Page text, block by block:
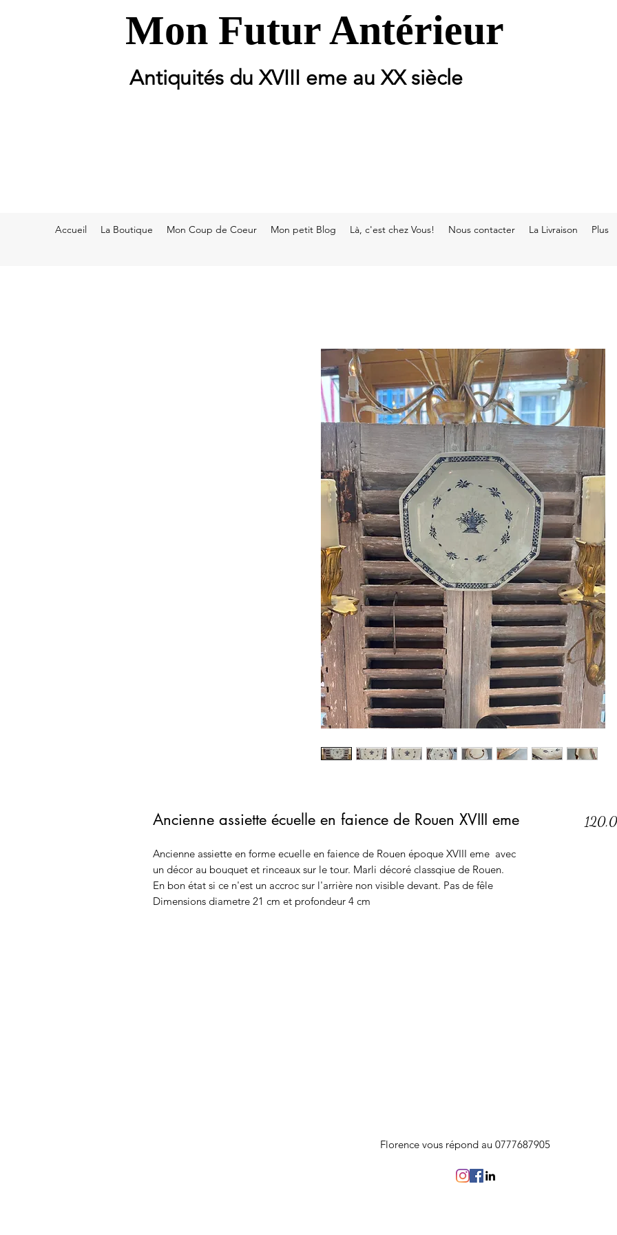
Mon Futur Antérieur
Antiquités du XVIII eme au XX siècle
Accueil La Boutique Mon Coup de Coeur Mon petit Blog Là, c'est chez Vous! Nous contacter La Livraison Plus
Ancienne assiette écuelle en faience de Rouen XVIII eme
Ancienne assiette en forme ecuelle en faience de Rouen époque XVIII eme avec
un décor au bouquet et rinceaux sur le tour. Marli décoré classqiue de Rouen.
En bon état si ce n'est un accroc sur l'arrière non visible devant. Pas de fêle
Dimensions diametre 21 cm et profondeur 4 cm
Florence vous répond au 0777687905